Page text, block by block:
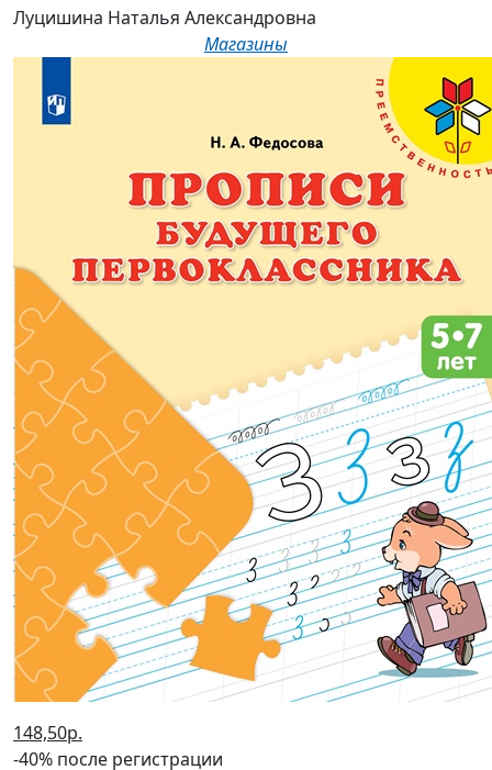
Луцишина Наталья Александровна
Магазины
148,50р.
-40% после регистрации